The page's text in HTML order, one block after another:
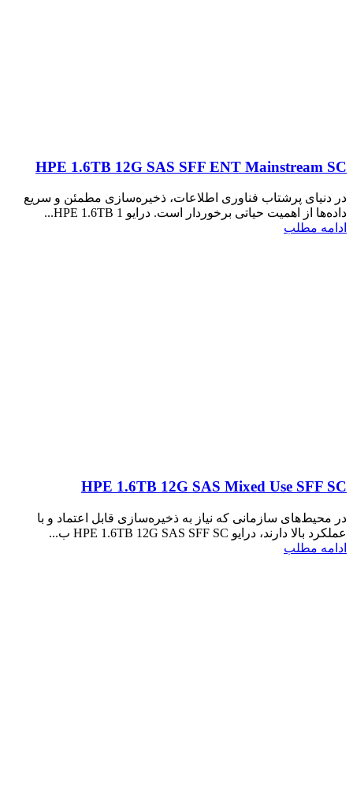
HPE 1.6TB 12G SAS SFF ENT Mainstream SC
در دنیای پرشتاب فناوری اطلاعات، ذخیره‌سازی مطمئن و سریع
داده‌ها از اهمیت حیاتی برخوردار است. درایو HPE 1.6TB 1...
ادامه مطلب
HPE 1.6TB 12G SAS Mixed Use SFF SC
در محیط‌های سازمانی که نیاز به ذخیره‌سازی قابل اعتماد و با
عملکرد بالا دارند، درایو HPE 1.6TB 12G SAS SFF SC ب...
ادامه مطلب